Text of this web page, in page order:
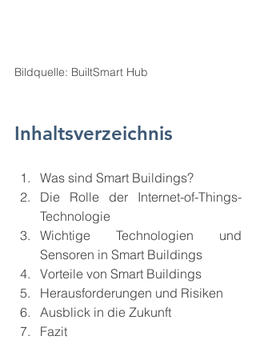
Bildquelle: BuiltSmart Hub
Inhaltsverzeichnis
Was sind Smart Buildings?
Die Rolle der Internet-of-Things-
Technologie
Wichtige Technologien und
Sensoren in Smart Buildings
Vorteile von Smart Buildings
Herausforderungen und Risiken
Ausblick in die Zukunft
Fazit